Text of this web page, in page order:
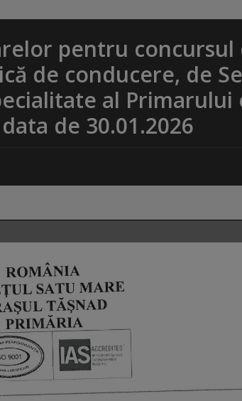
pentru concursul
de conducere, de
al Primarului
de 30.01.2026